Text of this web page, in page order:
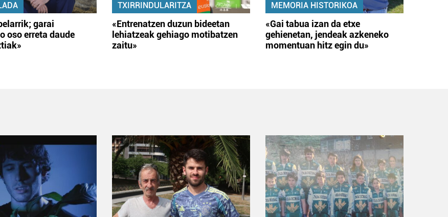
garai
oso erreta daude
TXIRRINDULARITZA
«Entrenatzen duzun bideetan
lehiatzeak gehiago motibatzen
zaitu»
MEMORIA HISTORIKOA
«Gai tabua izan da etxe
gehienetan, jendeak azkeneko
momentuan hitz egin du»